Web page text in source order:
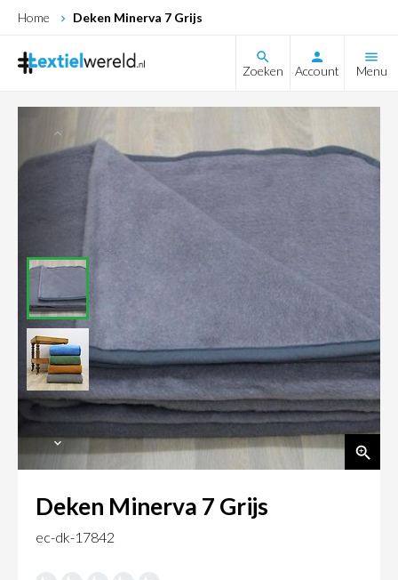
Home Deken Minerva 7 Grijs
Zoeken Account Menu
Deken Minerva 7 Grijs
ec-dk-17842